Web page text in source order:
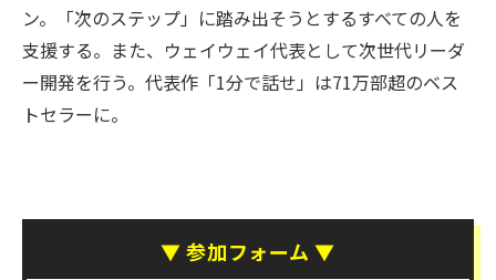
ン。「次のステップ」に踏み出そうとするすべての人を
支援する。また、ウェイウェイ代表として次世代リーダ
ー開発を行う。代表作「1分で話せ」は71万部超のベス
トセラーに。
▼ 参加フォーム ▼